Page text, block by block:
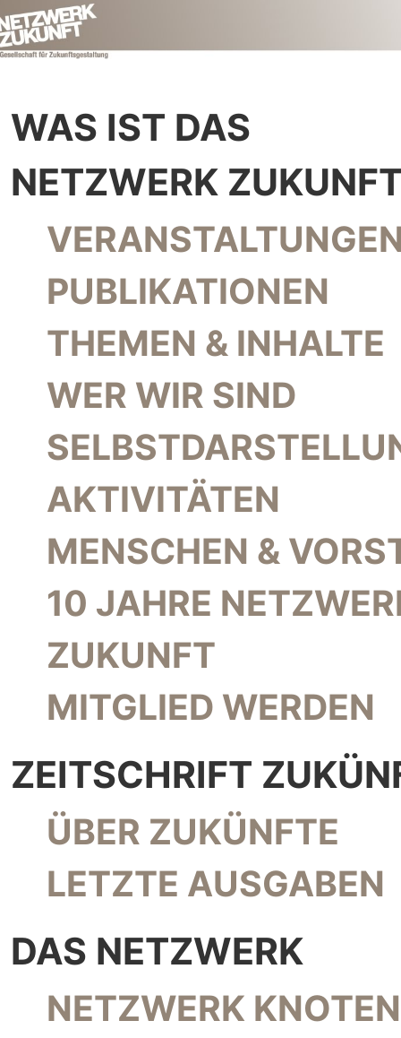
WAS IST DAS
NETZWERK
PUBLIKATIONEN
THEMEN & INHALTE
WER WIR SIND
AKTIVITÄTEN
MENSCHEN &
10 JAHRE
ZUKUNFT
MITGLIED WERDEN
ZEITSCHRIFT
NAVIGATION ÜBERSPRINGEN
ÜBER ZUKÜNFTE
LETZTE AUSGABEN
DAS NETZWERK
NETZWERK KNOTEN